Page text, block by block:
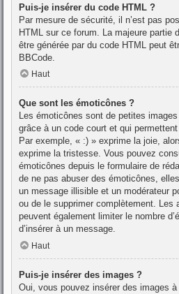
Puis-je insérer du code HTML ?
Par mesure de sécurité, il n’est pas
HTML sur ce forum. La majeure partie
être générée par du code HTML peut
BBCode.
Haut
Que sont les émoticônes ?
Les émoticônes sont de petites
grâce à un code court et qui
Par exemple, « :) » exprime la joie,
exprime la tristesse. Vous pouvez
émoticônes depuis le formulaire de
de ne pas abuser des émoticônes,
un message illisible et un modérateur
ou de le supprimer complètement. Les
peuvent également limiter le nombre
d’insérer à un message.
Haut
Puis-je insérer des images ?
Oui, vous pouvez insérer des images